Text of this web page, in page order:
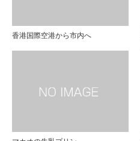
香港国際空港から市内へ